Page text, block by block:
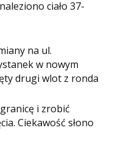
ciało 37-
na ul.
w nowym
drugi wlot z ronda
i zrobić
Ciekawość słono